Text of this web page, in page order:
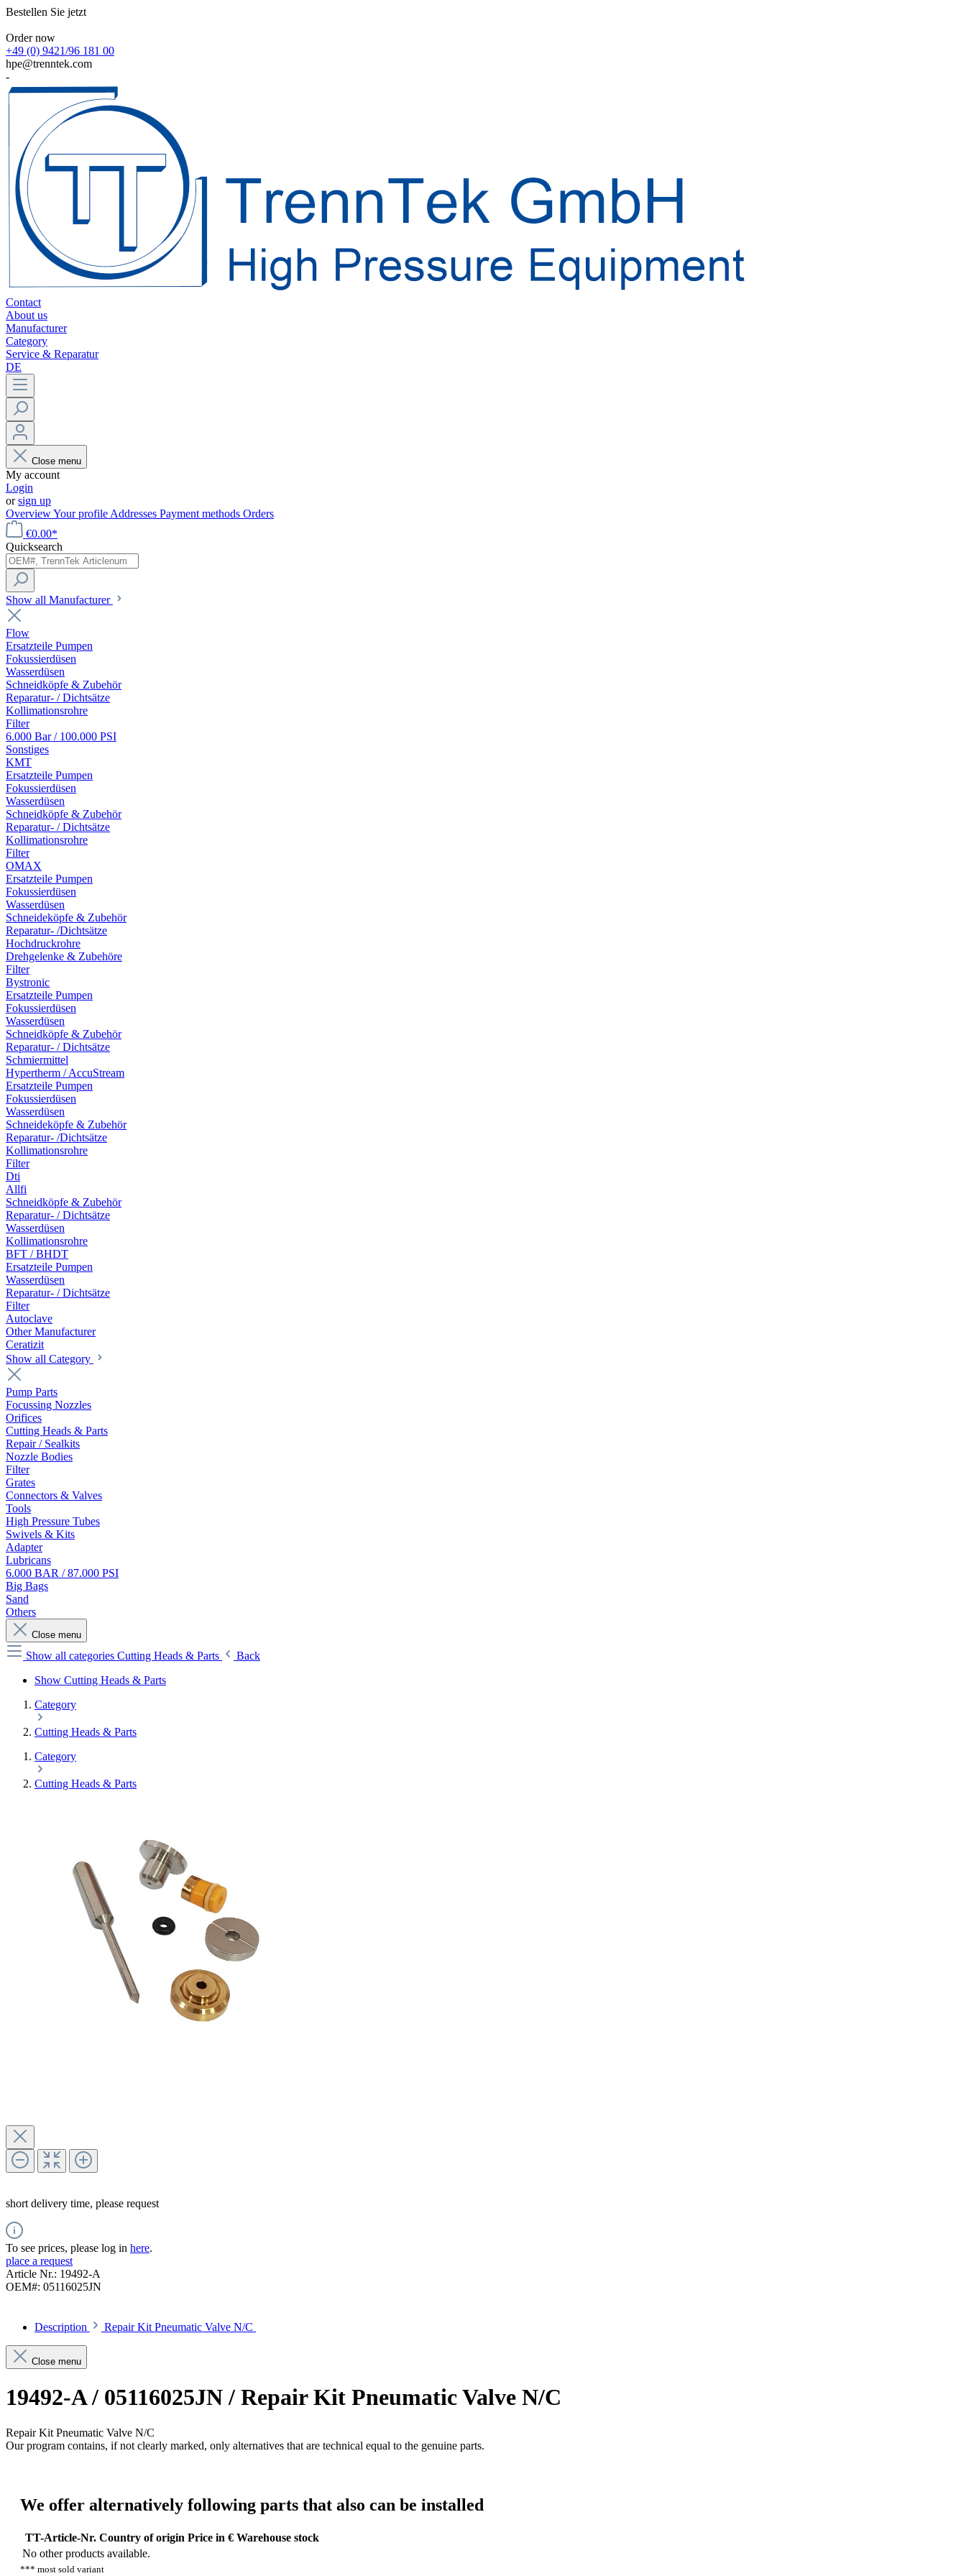
Bestellen Sie jetzt
Order now
+49 (0) 9421/96 181 00
hpe@trenntek.com
-
Contact
About us
Manufacturer
Category
Service & Reparatur
DE
Close menu
My account
Login
orsign up
OverviewYour profile Addresses Payment methods Orders
€0.00*
Quicksearch
Show all Manufacturer
Flow
Ersatzteile Pumpen
Fokussierdüsen
Wasserdüsen
Schneidköpfe & Zubehör
Reparatur- / Dichtsätze
Kollimationsrohre
Filter
6.000 Bar / 100.000 PSI
Sonstiges
KMT
Ersatzteile Pumpen
Fokussierdüsen
Wasserdüsen
Schneidköpfe & Zubehör
Reparatur- / Dichtsätze
Kollimationsrohre
Filter
OMAX
Ersatzteile Pumpen
Fokussierdüsen
Wasserdüsen
Schneideköpfe & Zubehör
Reparatur- /Dichtsätze
Hochdruckrohre
Drehgelenke & Zubehöre
Filter
Bystronic
Ersatzteile Pumpen
Fokussierdüsen
Wasserdüsen
Schneidköpfe & Zubehör
Reparatur- / Dichtsätze
Schmiermittel
Hypertherm / AccuStream
Ersatzteile Pumpen
Fokussierdüsen
Wasserdüsen
Schneideköpfe & Zubehör
Reparatur- /Dichtsätze
Kollimationsrohre
Filter
Dti
Allfi
Schneidköpfe & Zubehör
Reparatur- / Dichtsätze
Wasserdüsen
Kollimationsrohre
BFT / BHDT
Ersatzteile Pumpen
Wasserdüsen
Reparatur- / Dichtsätze
Filter
Autoclave
Other Manufacturer
Ceratizit
Show all Category
Pump Parts
Focussing Nozzles
Orifices
Cutting Heads & Parts
Repair / Sealkits
Nozzle Bodies
Filter
Grates
Connectors & Valves
Tools
High Pressure Tubes
Swivels & Kits
Adapter
Lubricans
6.000 BAR / 87.000 PSI
Big Bags
Sand
Others
Close menu
Show all categories Cutting Heads & Parts
Back
Show Cutting Heads & Parts
Category
Cutting Heads & Parts
Category
Cutting Heads & Parts
short delivery time, please request
To see prices, please log in here.
place a request
Article Nr.: 19492-A
OEM#: 05116025JN
Description Repair Kit Pneumatic Valve N/C
Close menu
19492-A / 05116025JN / Repair Kit Pneumatic Valve N/C
Repair Kit Pneumatic Valve N/C
Our program contains, if not clearly marked, only alternatives that are technical equal to the genuine parts.
We offer alternatively following parts that also can be installed
TT-Article-Nr. Country of origin Price in € Warehouse stock
No other products available.
*** most sold variant